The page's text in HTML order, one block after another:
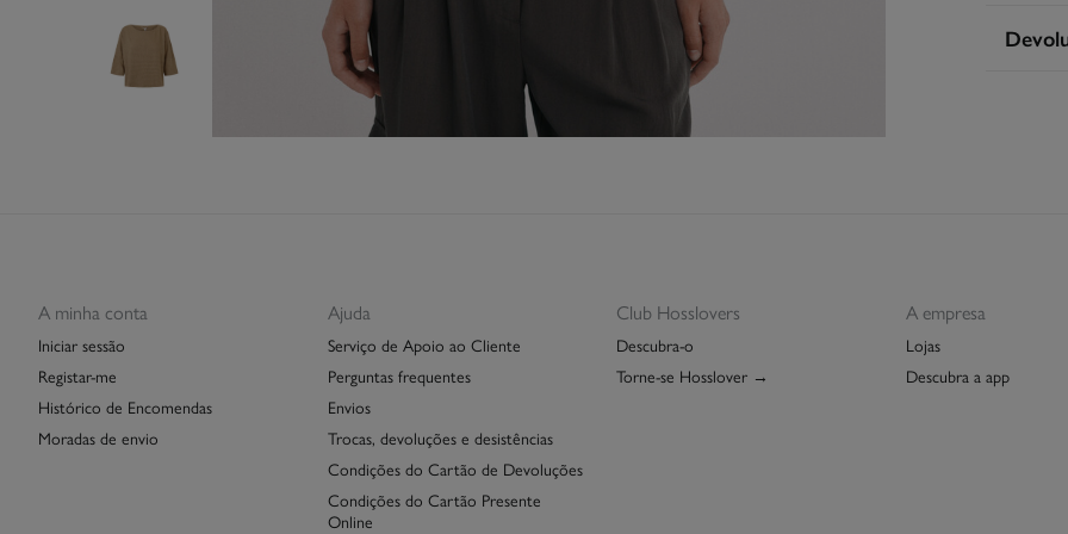
A minha conta
Iniciar sessão
Registar-me
Histórico de Encomendas
Moradas de envio
Ajuda
Serviço de Apoio ao Cliente
Perguntas frequentes
Envios
Trocas, devoluções e desistências
Condições do Cartão de Devoluções
Condições do Cartão Presente
Online
Club Hosslovers
Descubra-o
Torne-se Hosslover →
A empresa
Lojas
Descubra a app